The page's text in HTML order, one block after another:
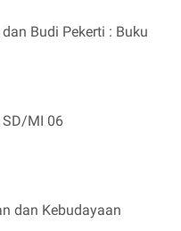
Budi Pekerti : Buku
SD/MI 06
dan Kebudayaan